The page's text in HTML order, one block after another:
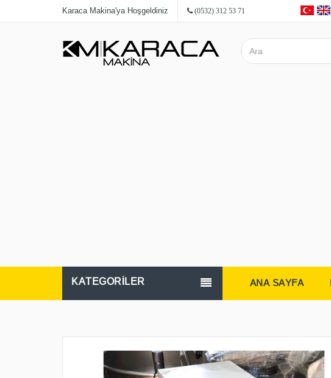
Karaca Makina'ya Hoşgeldiniz (0532) 312 53 71
KATEGORİLER ANA SAYFA